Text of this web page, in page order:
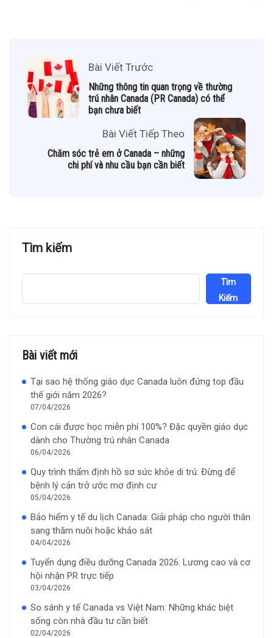
Bài Viết Trước
Những thông tin quan trọng về thường
trú nhân Canada (PR Canada) có thể
bạn chưa biết
Bài Viết Tiếp Theo
Chăm sóc trẻ em ở Canada – những
chi phí và nhu cầu bạn cần biết
Tìm kiếm
Tìm
Kiếm
Bài viết mới
Tại sao hệ thống giáo dục Canada luôn đứng top đầu
thế giới năm 2026?
07/04/2026
Con cái được học miễn phí 100%? Đặc quyền giáo dục
dành cho Thường trú nhân Canada
06/04/2026
Quy trình thẩm định hồ sơ sức khỏe di trú: Đừng để
bệnh lý cản trở ước mơ định cư
05/04/2026
Bảo hiểm y tế du lịch Canada: Giải pháp cho người thân
sang thăm nuôi hoặc khảo sát
04/04/2026
Tuyển dụng điều dưỡng Canada 2026: Lương cao và cơ
hội nhận PR trực tiếp
03/04/2026
So sánh y tế Canada vs Việt Nam: Những khác biệt
sống còn nhà đầu tư cần biết
02/04/2026